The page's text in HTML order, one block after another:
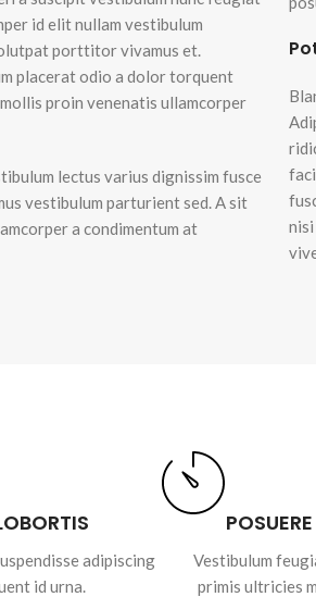
id elit nullam vestibulum
porttitor vivamus et.
placerat odio a dolor torquent
proin venenatis ullamcorper
lectus varius dignissim fusce
vestibulum parturient sed. A sit
a condimentum at
adipiscing
id urna.
Vestibulum
primis ultricies